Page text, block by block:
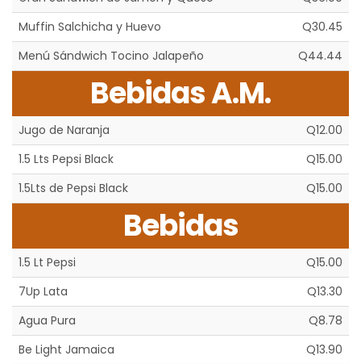
Muffin Salchicha y Huevo
Q30.45
Menú Sándwich Tocino Jalapeño
Q44.44
Bebidas A.M.
Jugo de Naranja
Q12.00
1.5 Lts Pepsi Black
Q15.00
1.5Lts de Pepsi Black
Q15.00
Bebidas
1.5 Lt Pepsi
Q15.00
7Up Lata
Q13.30
Agua Pura
Q8.78
Be Light Jamaica
Q13.90